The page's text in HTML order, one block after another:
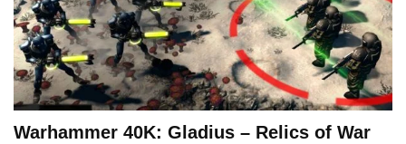
Warhammer 40K: Gladius – Relics of War